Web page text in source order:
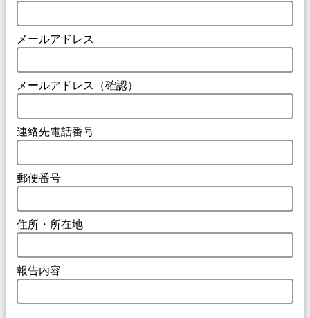
メールアドレス
メールアドレス（確認）
連絡先電話番号
郵便番号
住所・所在地
報告内容